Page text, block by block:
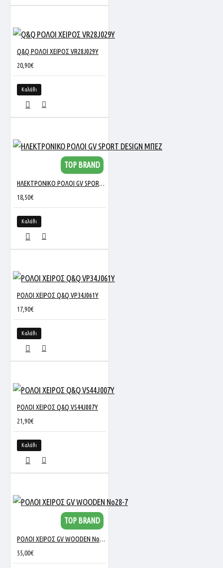
Q&Q ΡΟΛΟΙ ΧΕΙΡΟΣ VR28J029Y
20,90€
Καλάθι
TOP BRAND
ΗΛΕΚΤΡΟΝΙΚΟ ΡΟΛΟΙ GV SPORT DESIGN ΜΠΕΖ
18,50€
Καλάθι
ΡΟΛΟΙ ΧΕΙΡΟΣ Q&Q VP34J061Y
17,90€
Καλάθι
ΡΟΛΟΙ ΧΕΙΡΟΣ Q&Q VS44J007Y
21,90€
Καλάθι
TOP BRAND
ΡΟΛΟΙ ΧΕΙΡΟΣ GV WOODEN No28-7
55,00€